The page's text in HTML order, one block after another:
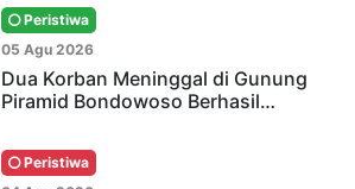
Peristiwa
05 Agu 2026
Dua Korban Meninggal di Gunung
Piramid Bondowoso Berhasil…
Peristiwa